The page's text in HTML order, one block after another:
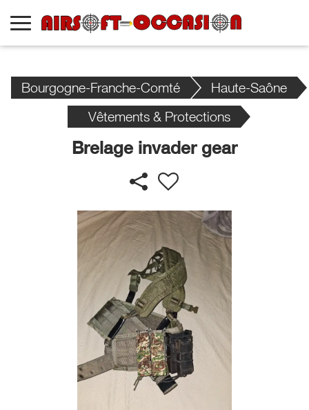
Bourgogne-Franche-Comté
Haute-Saône
Vêtements & Protections
Brelage invader gear